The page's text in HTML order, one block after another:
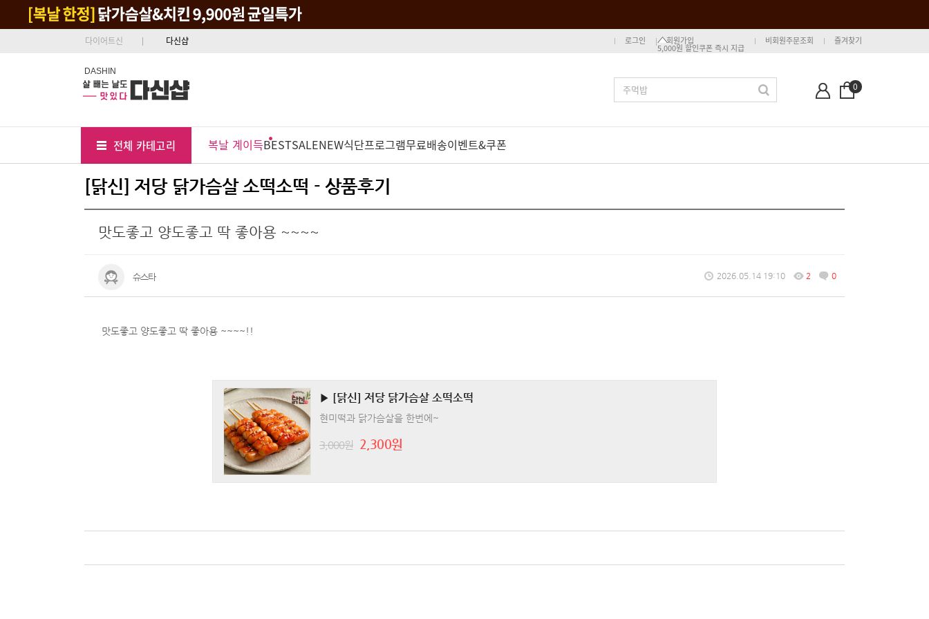
다이어트신 다신샵 로그인 회원가입
5,000원 할인쿠폰 즉시 지급
비회원주문조회 즐겨찾기
DASHIN
0
전체 카테고리 복날 계이득BESTSALENEW식단프로그램무료배송이벤트&쿠폰
[닭신] 저당 닭가슴살 소떡소떡 - 상품후기
맛도좋고 양도좋고 딱 좋아용 ~~~~
슈스타 2026.05.14 19:10 2 0
맛도좋고 양도좋고 딱 좋아용 ~~~~!!
▶ [닭신] 저당 닭가슴살 소떡소떡
현미떡과 닭가슴살을 한번에~
3,000원 2,300원